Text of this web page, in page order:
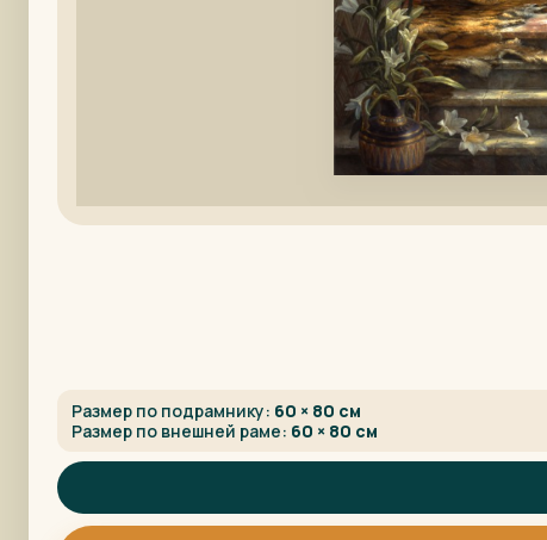
Размер по подрамнику: 60 × 80 см
Размер по внешней раме: 60 × 80 см